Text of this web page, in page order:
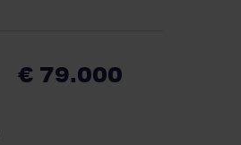
€ 79.000